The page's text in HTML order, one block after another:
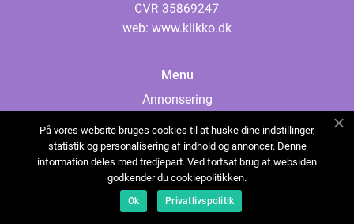
web: www.klikko.dk
Menu
Annonsering
Cookies
Kontakta oss
Sitemap
På vores website bruges cookies til at huske dine indstillinger,
statistik og personalisering af indhold og annoncer. Denne
information deles med tredjepart. Ved fortsat brug af websiden
godkender du cookiepolitikken.
Ok Privatlivspolitik